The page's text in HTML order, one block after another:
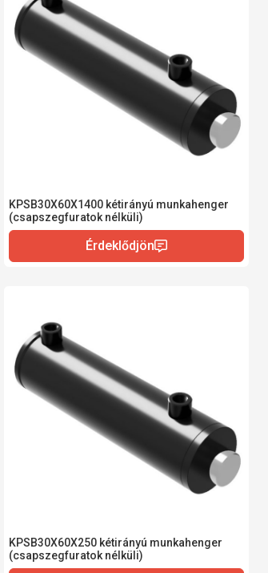
KPSB30X60X1400 kétirányú munkahenger
(csapszegfuratok nélküli)
KPSB30X60X250 kétirányú munkahenger
(csapszegfuratok nélküli)